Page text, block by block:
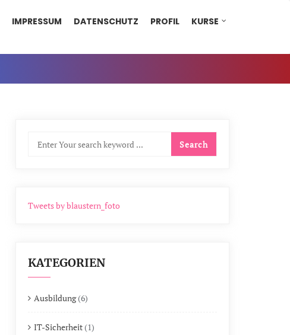
IMPRESSUM DATENSCHUTZ PROFIL KURSE
Tweets by blaustern_foto
KATEGORIEN
Ausbildung(6)
IT-Sicherheit (1)